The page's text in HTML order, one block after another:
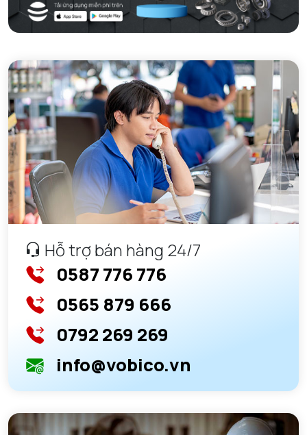
Hỗ trợ bán hàng 24/7
0587 776 776
0565 879 666
0792 269 269
info@vobico.vn